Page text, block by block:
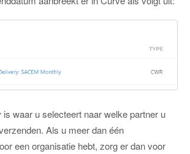
is waar u selecteert naar welke partner u
Als u meer dan één
een organisatie hebt, zorg er dan voor